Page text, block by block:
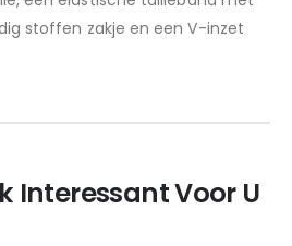
stoffen zakje en een V-inzet
Interessant Voor U